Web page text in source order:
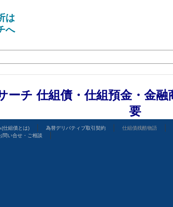
は
へ
ーチ 仕組債・仕組預金・金融
要
(仕組債とは) 為替デリバティブ取引契約
仕組債残酷物語
問い合せ・ご相談